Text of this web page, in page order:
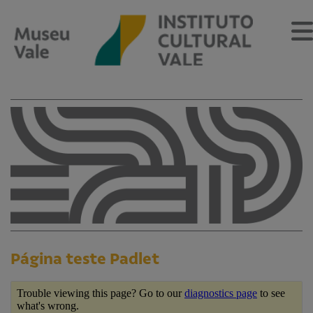
Sobre
Museu Vale Extramuros
Sobre o Instituto Cultural Vale
Estrutura Organizacional
Centro de Memória
Programação
Notícias
Página teste Padlet